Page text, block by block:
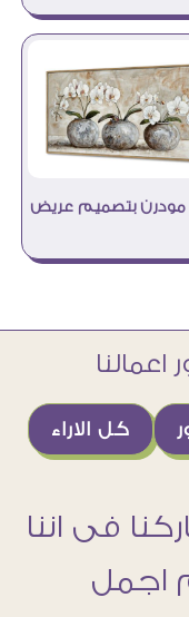
مودرن بتصميم عريض
اعمالنا
كل الاراء
بيت شاركنا فى اننا
اجمل